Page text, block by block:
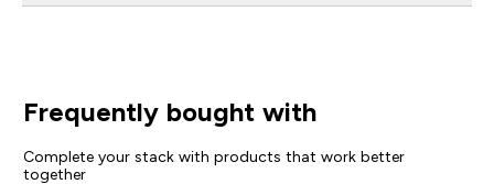
Frequently bought with
Complete your stack with products that work better
together